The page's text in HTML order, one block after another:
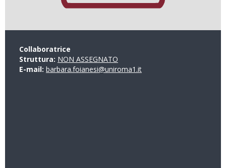
Collaboratrice
Struttura: NON ASSEGNATO
E-mail: barbara.foianesi@uniroma1.it